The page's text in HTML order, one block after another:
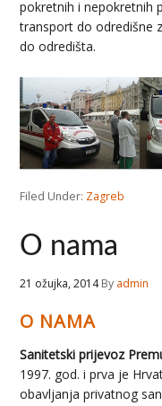
pokretnih i nepokretnih
transport do odredišne
do odredišta.
Filed Under: Zagreb
O nama
21 ožujka, 2014By admin
O NAMA
Sanitetski prijevoz
1997. god. i prva je
obavljanja privatnog